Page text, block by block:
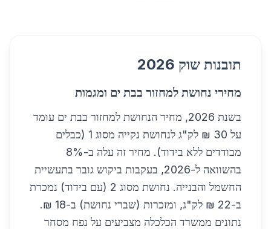
תובנות שוק 2026
מחירי נחושת למחזור בבת ים ומגמות
בשנת 2026, מחיר הנחושת למחזור בבת ים עומד
על 30 ₪ לק"ג לנחושת נקייה מסוג 1 (כבלים
מבודדים ללא בידוד). מחיר זה עלה ב-8%
בהשוואה ל-2026, בעקבות ביקוש גובר בתעשיית
החשמל והבנייה. נחושת מסוג 2 (עם בידוד) נמכרת
ב-22 ₪ לק"ג, ומזכרות (שברי נחושת) ב-18 ₪.
נתונים ממשרד הכלכלה מצביעים על נפח מסחר